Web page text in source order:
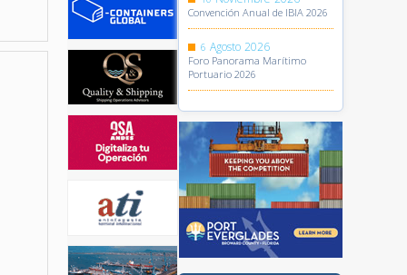
Convención Anual de IBIA 2026
6 Agosto 2026
Foro Panorama Marítimo
Portuario 2026